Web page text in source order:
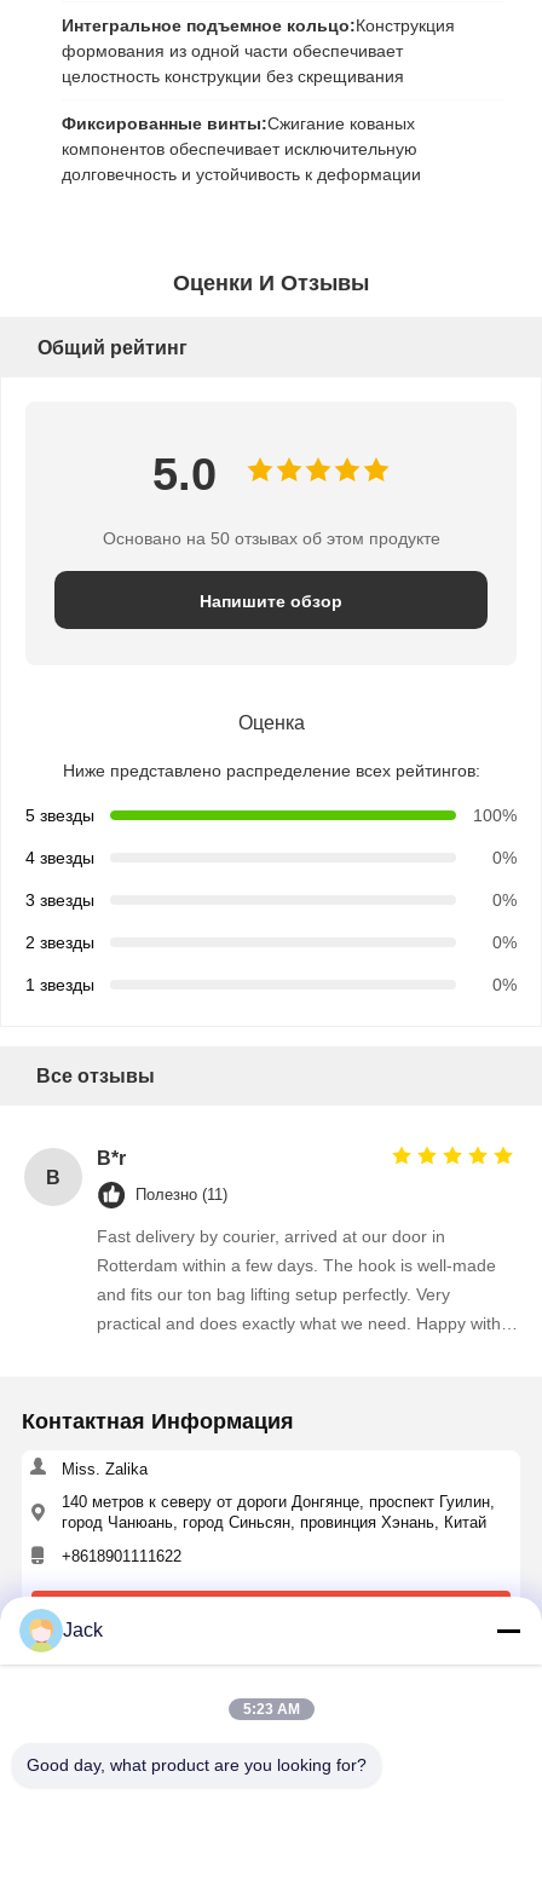
Интегральное подъемное кольцо:Конструкция
формования из одной части обеспечивает
целостность конструкции без скрещивания
Фиксированные винты:Сжигание кованых
компонентов обеспечивает исключительную
долговечность и устойчивость к деформации
Оценки И Отзывы
Общий рейтинг
5.0
Основано на 50 отзывах об этом продукте
Напишите обзор
Оценка
Ниже представлено распределение всех рейтингов:
5 звезды 100%
4 звезды 0%
3 звезды 0%
2 звезды 0%
1 звезды 0%
Все отзывы
B
B*r
Полезно (11)
Fast delivery by courier, arrived at our door in
Rotterdam within a few days. The hook is well-made
and fits our ton bag lifting setup perfectly. Very
practical and does exactly what we need. Happy with
Контактная Информация
Miss. Zalika
140 метров к северу от дороги Донгянце, проспект Гуилин,
город Чанюань, город Синьсян, провинция Хэнань, Китай
+8618901111622
Получить Лучшую Цену Для
1 в диаметре тела регулируемый цепь
Jack
5:23 AM
Good day, what product are you looking for?